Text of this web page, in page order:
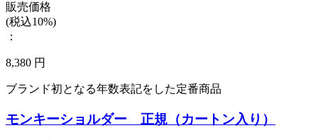
販売価格
(税込10%)
：
8,380 円
ブランド初となる年数表記をした定番商品
モンキーショルダー 正規（カートン入り）